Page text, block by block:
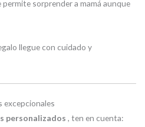
permite sorprender a mamá aunque
llegue con cuidado y
excepcionales
personalizados , ten en cuenta: